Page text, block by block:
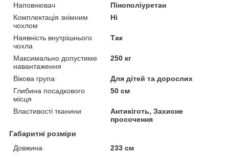
Наповнювач
Пінополіуретан
Комплектація знімним
чохлом
Ні
Наявність внутрішнього
чохла
Так
Максимально допустиме
навантаження
250 кг
Вікова група
Для дітей та дорослих
Глибина посадкового
місця
50 см
Властивості тканини
Антикіготь, Захисне
просочення
Габаритні розміри
Довжина
233 см